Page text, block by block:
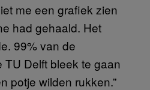
me een grafiek zien
had gehaald. Het
99% van de
Delft bleek te gaan
potje wilden rukken.”